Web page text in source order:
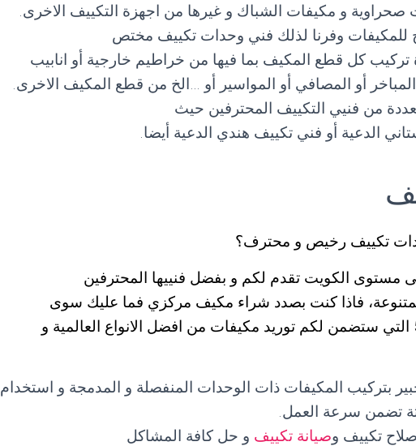
و مكيفات الشباك و غيرها من اجهزة التكييف الاخرى.
للمكيفات وفرنا لذلك فني وحدات تكييف مختص
تركيب كل قطع المكيف بما فيها من خراطيم خارجية أو انابيب
المباخر أو المصافي أو المواسير أو …الخ من قطع المكيف الاخرى.
من فنيي التكييف المحترفين حيث
الدعية أو فني تكييف هندي الدعية أيضا.
تكييف رخيص و محترف؟
مستوى الكويت تقدم لكم و بفضل فنييها المحترفين
فاذا كنت بصدد شراء مكيف مركزي فما عليك سوى
التواصل مع شركتنا 55560390 التي ستضمن لكم توريد مكيفات من افضل الانواع العالمية و
بتركيب المكيفات ذات الوحدات المنفصلة و المدمجة و استخدام
تضمن سرعة العمل.
تكييف وصيانة تكييف و حل كافة المشاكل